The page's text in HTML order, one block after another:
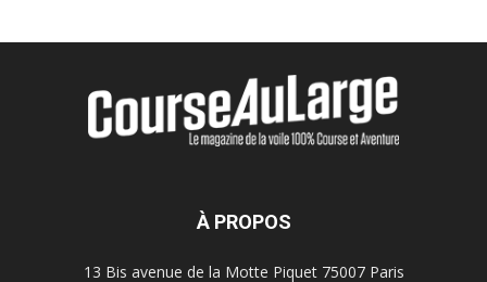
À PROPOS
13 Bis avenue de la Motte Piquet 75007 Paris